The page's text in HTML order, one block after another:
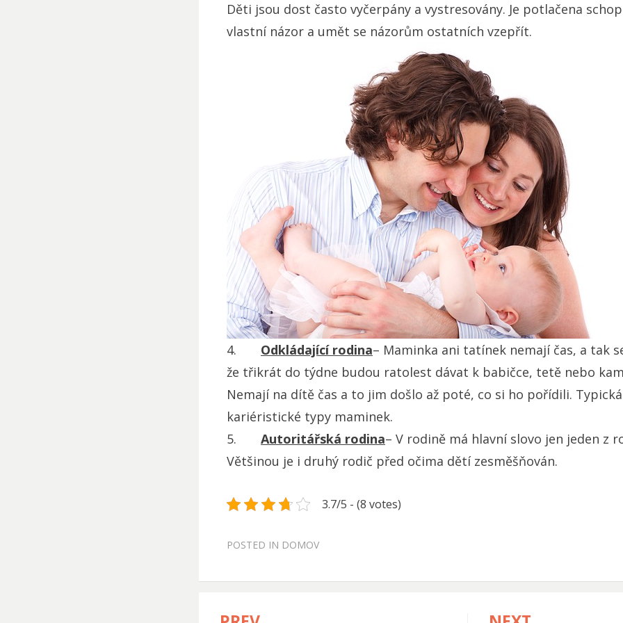
Děti jsou dost často vyčerpány a vystresovány. Je potlačena
vlastní názor a umět se názorům ostatních vzepřít.
4. Odkládající rodina– Maminka ani tatínek nemají čas, a tak
že třikrát do týdne budou ratolest dávat k babičce, tetě nebo
Nemají na dítě čas a to jim došlo až poté, co si ho pořídili.
kariéristické typy maminek.
5. Autoritářská rodina– V rodině má hlavní slovo jen jeden z
Většinou je i druhý rodič před očima dětí zesměšňován.
3.7/5 - (8 votes)
POSTED IN DOMOV